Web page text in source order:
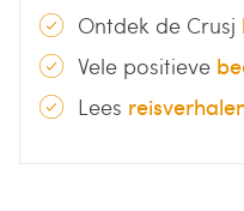
Ontdek de Crusj
Vele positieve
Lees